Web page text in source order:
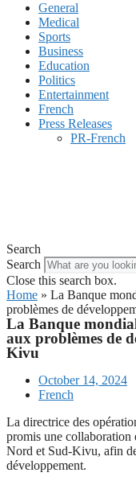
General
Medical
Sports
Business
Education
Politics
Entertainment
French
Press Releases
PR-French
Search
Search
Close this search box.
Home » La Banque
problèmes de
La Banque
aux problèmes de
Kivu
October 14, 2024
French
La directrice des
promis une collaboration
Nord et Sud-Kivu, afin
développement.